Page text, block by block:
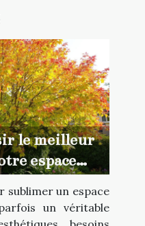
le meilleur
espace
?
sublimer un espace
un véritable